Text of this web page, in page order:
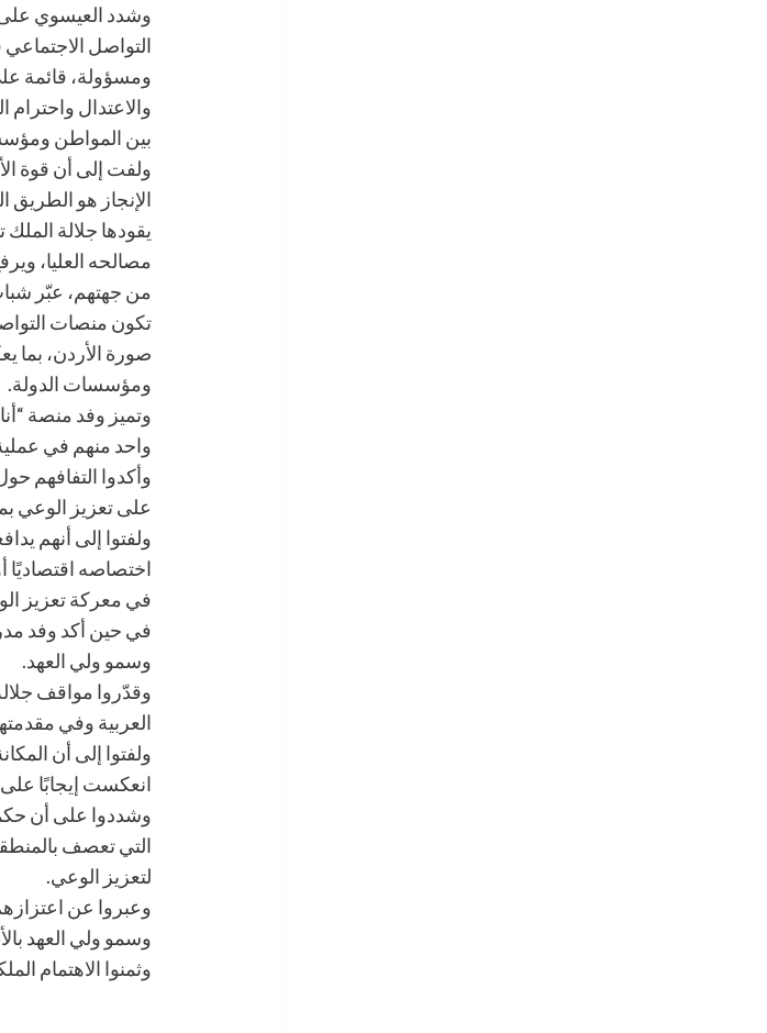
وشدد العيسوي على
التواصل الاجتماعي
ومسؤولة، قائمة
والاعتدال
بين المواطن
ولفت إلى أن قوة
الإنجاز هو الطريق
يقودها جلالة
مصالحه العليا،
من جهتهم، عبّر
تكون منصات
صورة الأردن، بما
ومؤسسات الدولة.
وتميز وفد منصة
واحد منهم في
وأكدوا التفافهم
على تعزيز الوعي
ولفتوا إلى أنهم
اختصاصه اقتصاديًا
في معركة تعزيز
في حين أكد وفد
وسمو ولي العهد.
وقدّروا مواقف
العربية وفي
ولفتوا إلى أن
انعكست إيجابًا على
وشددوا على أن
التي تعصف
لتعزيز الوعي.
وعبروا عن اعتزازهم
وسمو ولي العهد
وثمنوا الاهتمام